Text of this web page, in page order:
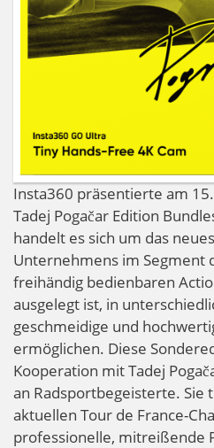
Insta360 präsentierte am
Tadej Pogačar Edition
handelt es sich um das
Unternehmens im Segment
freihändig bedienbaren
ausgelegt ist, in
geschmeidige und
ermöglichen. Diese
Kooperation mit Tadej
an Radsportbegeisterte. Sie
aktuellen Tour de France-
professionelle, mitreißende